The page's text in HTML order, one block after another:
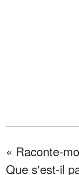
« Raconte-
Que s'est-il